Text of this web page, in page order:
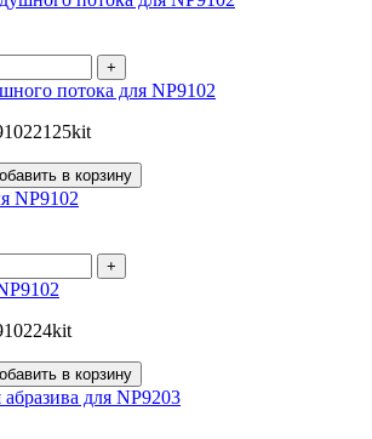
+
потока для NP9102
в корзину
+
в корзину